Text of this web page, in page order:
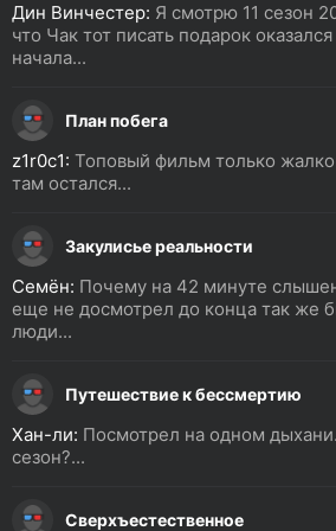
Дин Винчестер: Я смотрю 11 сезон
что Чак тот писать подарок
начала...
План побега
z1r0c1: Топовый фильм только
там остался...
Закулисье реальности
Семён: Почему на 42 минуте
еще не досмотрел до конца так же
люди...
Путешествие к бессмертию
Хан-ли: Посмотрел на одном
сезон?...
Сверхъестественное